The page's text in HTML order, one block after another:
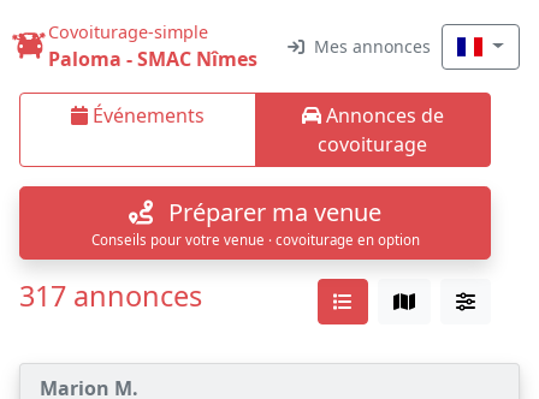
Covoiturage-simple
Paloma - SMAC Nîmes Mes annonces
Événements
Annonces de
covoiturage
Préparer ma venue
Conseils pour votre venue · covoiturage en option
317 annonces
Marion M.